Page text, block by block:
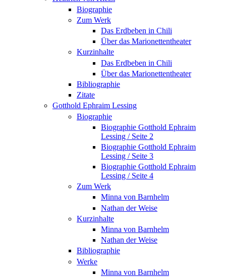
Biographie
Zum Werk
Das Erdbeben in Chili
Über das Marionettentheater
Kurzinhalte
Das Erdbeben in Chili
Über das Marionettentheater
Bibliographie
Zitate
Gotthold Ephraim Lessing
Biographie
Biographie Gotthold Ephraim
Lessing / Seite 2
Biographie Gotthold Ephraim
Lessing / Seite 3
Biographie Gotthold Ephraim
Lessing / Seite 4
Zum Werk
Minna von Barnhelm
Nathan der Weise
Kurzinhalte
Minna von Barnhelm
Nathan der Weise
Bibliographie
Werke
Minna von Barnhelm